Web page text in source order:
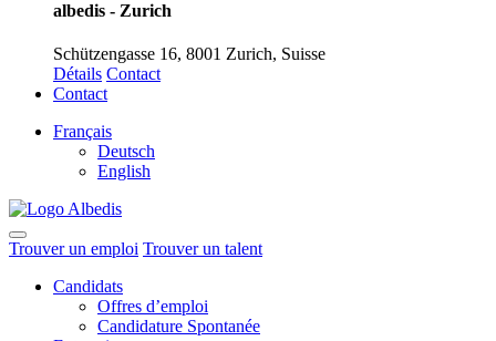
albedis - Zurich
Schützengasse 16, 8001 Zurich, Suisse
Détails Contact
Contact
Français
Deutsch
English
Trouver un emploi Trouver un talent
Candidats
Offres d’emploi
Candidature Spontanée